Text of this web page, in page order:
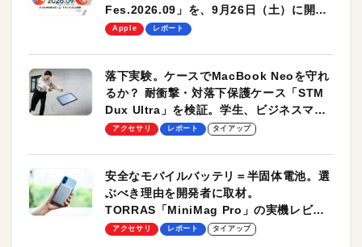
Fes.2026.09」を、9月26日（土）に開催
します！
Apple レポート
落下実験。ケースでMacBook Neoを守れ
るか？ 耐衝撃・対落下保護ケース「STM
Dux Ultra」を検証。学生、ビジネスマン
のモバイルユースに最適！
アクセサリ レポート タイアップ
安全なモバイルバッテリ＝半固体電池。選
ぶべき理由を開発者に取材。
TORRAS「MiniMag Pro」の実機レビュ
ーも
アクセサリ レポート タイアップ